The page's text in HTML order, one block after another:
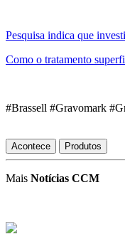
Pesquisa indica que
Como o tratamento
#Brassell #Gravomark
Acontece Produtos
Mais Notícias CCM